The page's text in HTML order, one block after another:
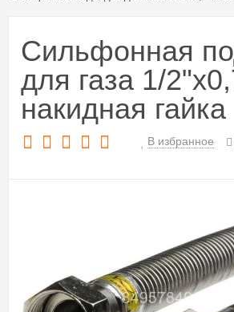
Сильфонная
для газа 1/
накидная гайка
В избранное